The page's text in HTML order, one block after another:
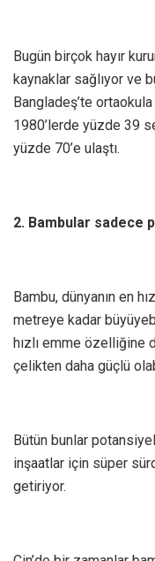
Bugün birçok hayır
kaynaklar sağlıyor ve
Bangladeş’te ortaokula
1980’lerde yüzde 39
yüzde 70’e ulaştı.
2. Bambular sadece
Bambu, dünyanın en
metreye kadar
hızlı emme özelliğine
çelikten daha güçlü
Bütün bunlar
inşaatlar için süper
getiriyor.